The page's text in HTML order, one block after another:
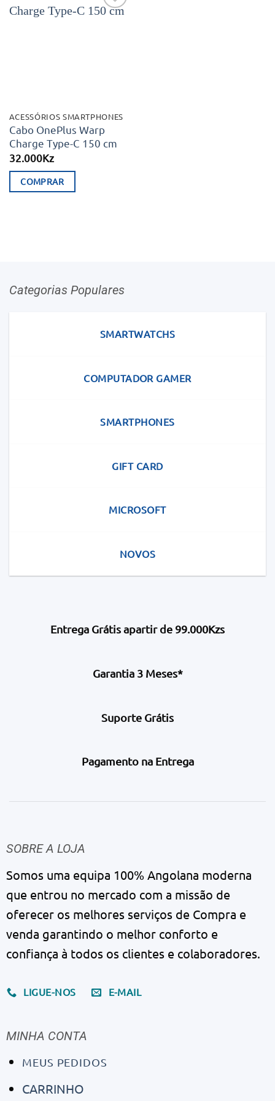
ACESSÓRIOS SMARTPHONES
Cabo OnePlus Warp
Charge Type-C 150 cm
32.000Kz
COMPRAR
Categorias Populares
SMARTWATCHS
COMPUTADOR GAMER
SMARTPHONES
GIFT CARD
MICROSOFT
NOVOS
Entrega Grátis apartir de 99.000Kzs
Garantia 3 Meses*
Suporte Grátis
Pagamento na Entrega
SOBRE A LOJA
Somos uma equipa 100% Angolana moderna
que entrou no mercado com a missão de
oferecer os melhores serviços de Compra e
venda garantindo o melhor conforto e
confiança à todos os clientes e colaboradores.
LIGUE-NOS E-MAIL
MINHA CONTA
MEUS PEDIDOS
CARRINHO